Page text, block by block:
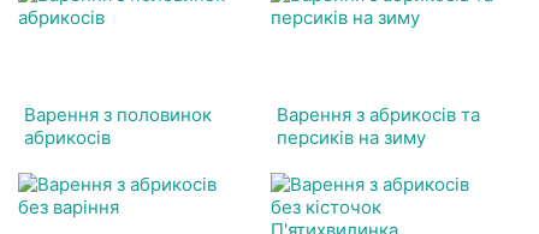
Варення з половинок
абрикосів
Варення з абрикосів та
персиків на зиму